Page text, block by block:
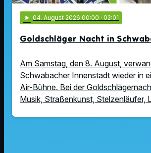
play_arrow 04. August 2026 00:00 · 02:01
Goldschläger Nacht in
Am Samstag, den 8. August,
Schwabacher Innenstadt wieder in
Air-Bühne. Bei der
Musik, Straßenkunst, Stelzenläufer,